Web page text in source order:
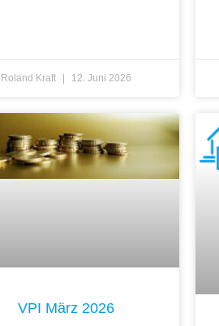
Roland Kraft 12. Juni 2026
VPI März 2026